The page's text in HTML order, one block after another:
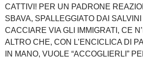
CATTIVI! PER UN PADRONE
SBAVA, SPALLEGGIATO DAI
CACCIARE VIA GLI IMMIGRATI, CE
ALTRO CHE, CON L’ENCICLICA DI
IN MANO, VUOLE “ACCOGLIERLI”